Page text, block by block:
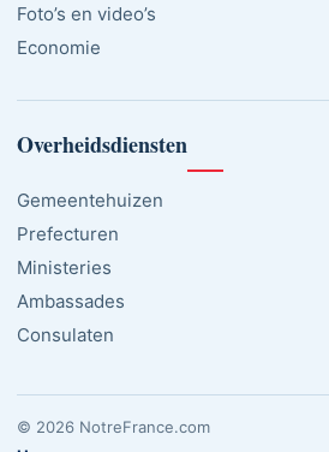
Foto’s en video’s
Economie
Overheidsdiensten
Gemeentehuizen
Prefecturen
Ministeries
Ambassades
Consulaten
© 2026 NotreFrance.com